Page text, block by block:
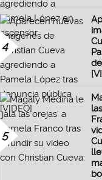
4
5